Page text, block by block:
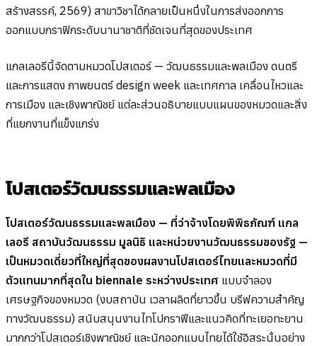
สร้างสรรค์, 2569) สาขาวิชาได้กลายเป็นหนึ่งในการส่งออกการ
ออกแบบกราฟิกระดับนานาชาติที่ชัดเจนที่สุดของประเทศ
แกลเลอรีนี้จัดตามหมวดโปสเตอร์ — วัฒนธรรมและพลเมือง ดนตรี
และการแสดง ภาพยนตร์ design week และเทศกาล เคลื่อนไหวและ
การเมือง และเชิงพาณิชย์ แต่ละส่วนอธิบายแบบแผนของหมวดและสิ่ง
ที่แยกงานที่แข็งแกร่ง
โปสเตอร์วัฒนธรรมและพลเมือง
โปสเตอร์วัฒนธรรมและพลเมือง — ที่ว่าจ้างโดยพิพิธภัณฑ์ แกล
เลอรี สถาบันวัฒนธรรม มูลนิธิ และหน่วยงานวัฒนธรรมของรัฐ —
เป็นหมวดเดี่ยวที่ใหญ่ที่สุดของผลงานโปสเตอร์ไทยและหมวดที่มี
ตัวแทนมากที่สุดใน biennale ระหว่างประเทศ แบบจำลอง
เศรษฐกิจของหมวด (งบสถาบัน เวลาผลิตที่ยาวขึ้น บรีฟความสำคัญ
ทางวัฒนธรรม) สนับสนุนงานไทโปกราฟีและแนวคิดที่ทะเยอทะยาน
มากกว่าโปสเตอร์เชิงพาณิชย์ และนักออกแบบไทยได้ใช้อิสระนั้นอย่าง